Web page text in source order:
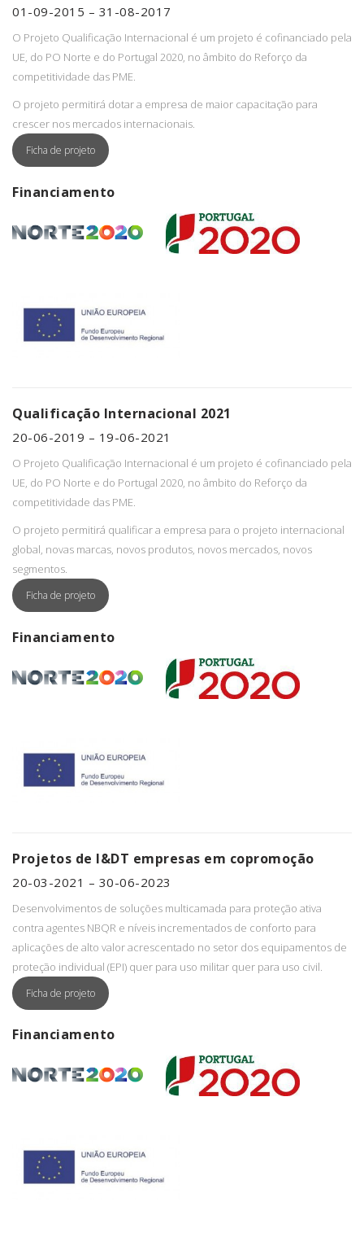
01-09-2015 – 31-08-2017
O Projeto Qualificação Internacional é um projeto é cofinanciado pela
UE, do PO Norte e do Portugal 2020, no âmbito do Reforço da
competitividade das PME.
O projeto permitirá dotar a empresa de maior capacitação para
crescer nos mercados internacionais.
Ficha de projeto
Financiamento
Qualificação Internacional 2021
20-06-2019 – 19-06-2021
O Projeto Qualificação Internacional é um projeto é cofinanciado pela
UE, do PO Norte e do Portugal 2020, no âmbito do Reforço da
competitividade das PME.
O projeto permitirá qualificar a empresa para o projeto internacional
global, novas marcas, novos produtos, novos mercados, novos
segmentos.
Ficha de projeto
Financiamento
Projetos de I&DT empresas em copromoção
20-03-2021 – 30-06-2023
Desenvolvimentos de soluções multicamada para proteção ativa
contra agentes NBQR e níveis incrementados de conforto para
aplicações de alto valor acrescentado no setor dos equipamentos de
proteção individual (EPI) quer para uso militar quer para uso civil.
Ficha de projeto
Financiamento